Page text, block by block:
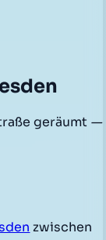
geräumt —
zwischen